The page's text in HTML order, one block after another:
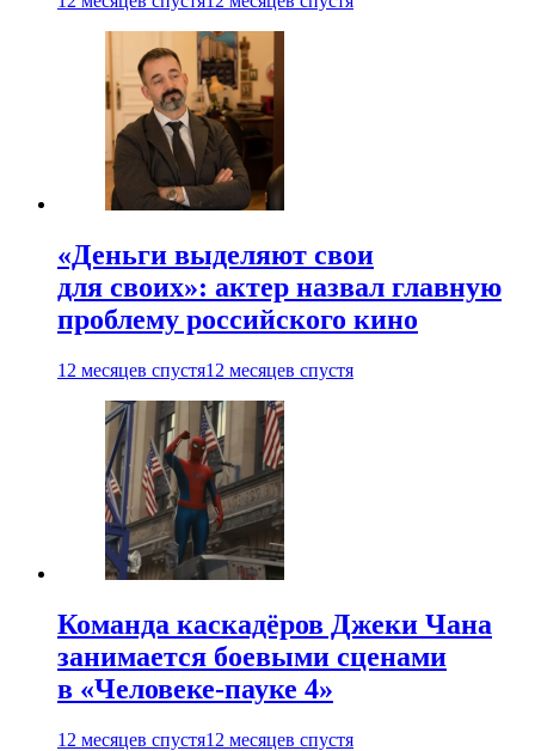
«Деньги выделяют свои
для своих»: актер назвал главную
проблему российского кино
12 месяцев спустя12 месяцев спустя
Команда каскадёров Джеки Чана
занимается боевыми сценами
в «Человеке-пауке 4»
12 месяцев спустя12 месяцев спустя